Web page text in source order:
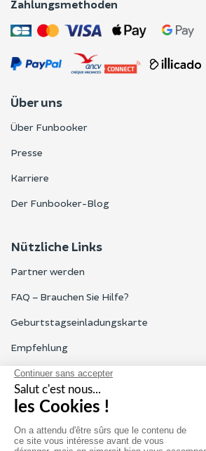
Zahlungsmethoden
Über uns
Über Funbooker
Presse
Karriere
Der Funbooker-Blog
Nützliche Links
Partner werden
FAQ – Brauchen Sie Hilfe?
Geburtstagseinladungskarte
Empfehlung
Alle Funbooker-Bewertungen
Privatpersonen, Unternehmen,
Unser Kundenservice ist Montag bis